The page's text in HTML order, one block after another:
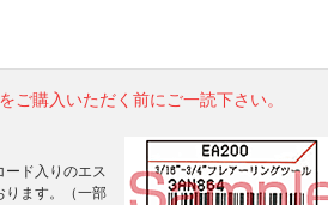
ご購入いただく前にご一読下さい。
ード入りのエス
ります。（一部